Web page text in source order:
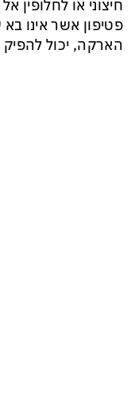
חיצוני או לחלופין
פטיפון אשר אינו
הארקה, יכול